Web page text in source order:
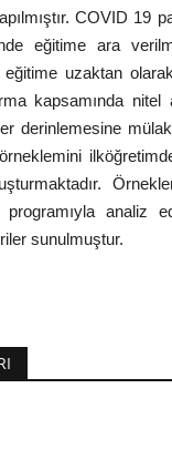
COVID 19
eğitime ara
uzaktan
kapsamında nitel
derinlemesine
analiz
sunulmuştur.